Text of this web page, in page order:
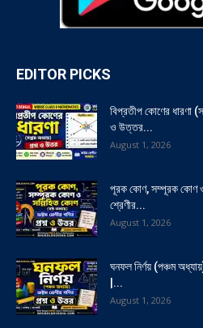
EDITOR PICKS
বিপ্রতীপ কোণের ধারণা
ও উত্তর...
August 1, 2026
পূরক কোণ, সম্পূরক কোণ ও
শ্রেণীর...
August 1, 2026
ঘনফল নির্ণয় (পঞ্চম
|...
August 1, 2026